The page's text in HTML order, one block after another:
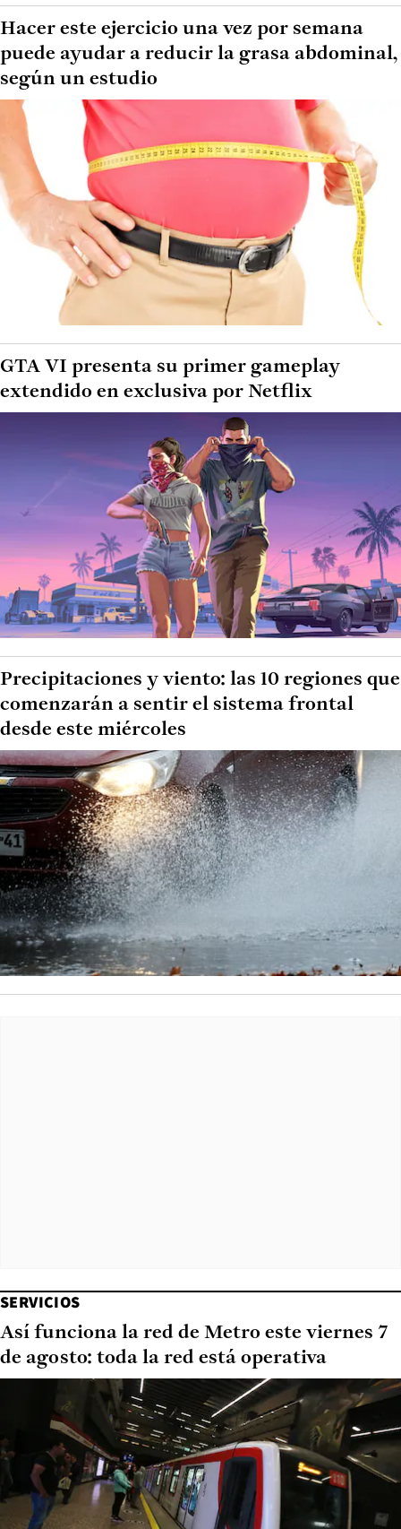
Hacer este ejercicio una vez por semana
puede ayudar a reducir la grasa abdominal,
según un estudio
GTA VI presenta su primer gameplay
extendido en exclusiva por Netflix
Precipitaciones y viento: las 10 regiones que
comenzarán a sentir el sistema frontal
desde este miércoles
SERVICIOS
Así funciona la red de Metro este viernes 7
de agosto: toda la red está operativa